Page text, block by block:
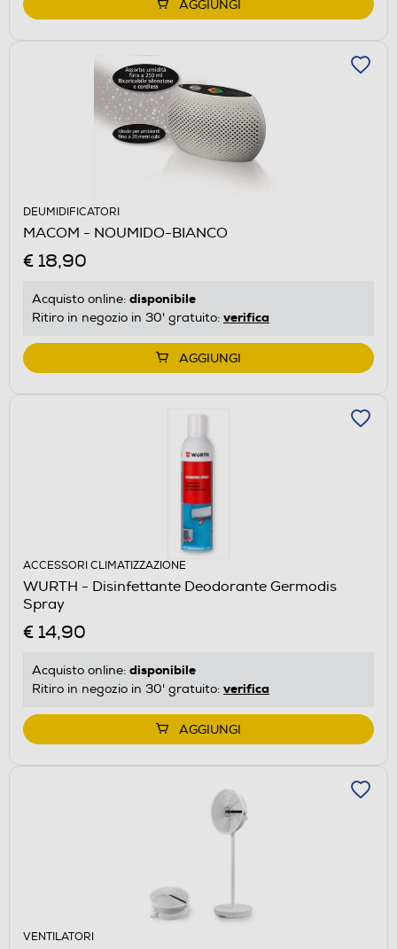
AGGIUNGI
DEUMIDIFICATORI
MACOM - NOUMIDO-BIANCO
€ 18,90
Acquisto online: disponibile
Ritiro in negozio in 30' gratuito: verifica
AGGIUNGI
ACCESSORI CLIMATIZZAZIONE
WURTH - Disinfettante Deodorante Germodis
Spray
€ 14,90
Acquisto online: disponibile
Ritiro in negozio in 30' gratuito: verifica
AGGIUNGI
VENTILATORI